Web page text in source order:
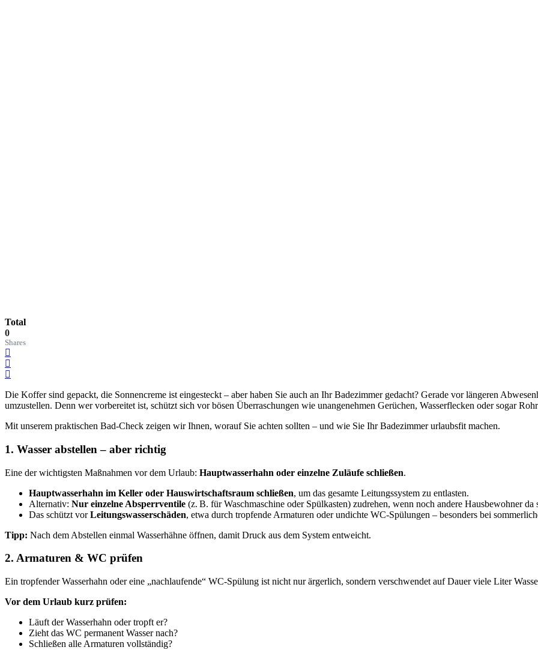
Total
0
Shares
Die Koffer sind gepackt, die Sonnencreme ist eingesteckt – aber haben Sie auch an Ihr Badezimmer gedacht? Gerade vor längeren
umzustellen. Denn wer vorbereitet ist, schützt sich vor bösen Überraschungen wie unangenehmen Gerüchen, Wasserflecken oder sogar
Mit unserem praktischen Bad-Check zeigen wir Ihnen, worauf Sie achten sollten – und wie Sie Ihr Badezimmer urlaubsfit machen.
1. Wasser abstellen – aber richtig
Eine der wichtigsten Maßnahmen vor dem Urlaub: Hauptwasserhahn oder einzelne Zuläufe schließen.
Hauptwasserhahn im Keller oder Hauswirtschaftsraum schließen, um das gesamte Leitungssystem zu entlasten.
Alternativ: Nur einzelne Absperrventile (z. B. für Waschmaschine oder Spülkasten) zudrehen, wenn noch andere Hausbewohner da
Das schützt vorLeitungswasserschäden, etwa durch tropfende Armaturen oder undichte WC-Spülungen – besonders bei
Tipp: Nach dem Abstellen einmal Wasserhähne öffnen, damit Druck aus dem System entweicht.
2. Armaturen & WC prüfen
Ein tropfender Wasserhahn oder eine „nachlaufende“ WC-Spülung ist nicht nur ärgerlich, sondern verschwendet auf Dauer viele Liter
Vor dem Urlaub kurz prüfen:
Läuft der Wasserhahn oder tropft er?
Zieht das WC permanent Wasser nach?
Schließen alle Armaturen vollständig?